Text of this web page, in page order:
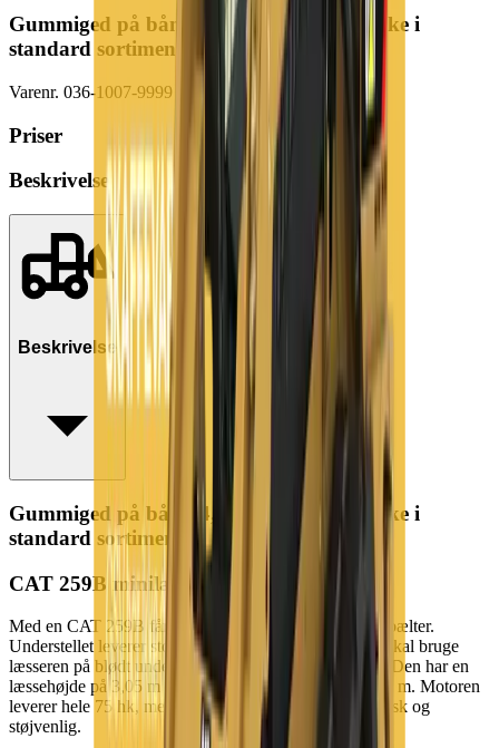
Gummiged på bånd 4,2 t (skaffevare! - ikke i
standard sortiment)*
Varenr. 036-1007-9999
Priser
Beskrivelse
Beskrivelse
Gummiged på bånd 4,2 t (skaffevare! - ikke i
standard sortiment)*
CAT 259B minilæsser på bånd
Med en CAT 259B får du en minilæsser, der kører på bælter.
Understellet leverer stor stabilitet, når du eksempelvis skal bruge
læsseren på blødt underlag. Maskinen vejer 4,05 tons. Den har en
læssehøjde på 3,05 m og en venderadius bagtil på 1,47 m. Motoren
leverer hele 75 hk, men er alligevel brændstoføkonomisk og
støjvenlig.